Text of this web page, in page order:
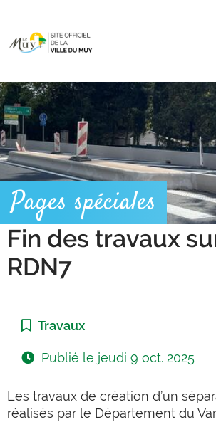
Pages spéciales
Fin des travaux
RDN7
Catégorie :
Travaux
Publié le jeudi 9 oct. 2025
Les travaux de création d’un
réalisés par le Département du